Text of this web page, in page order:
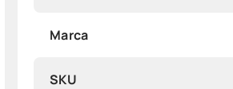
Marca
SKU